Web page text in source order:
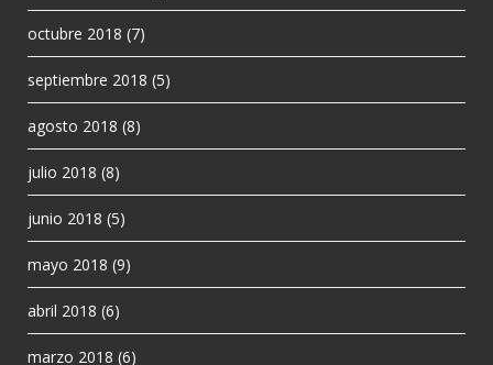
octubre 2018 (7)
septiembre 2018 (5)
agosto 2018 (8)
julio 2018 (8)
junio 2018 (5)
mayo 2018 (9)
abril 2018 (6)
marzo 2018 (6)